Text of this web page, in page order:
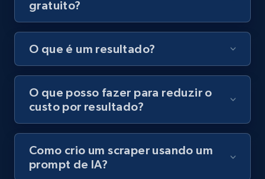
gratuito?
O que é um resultado?
O que posso fazer para reduzir o
custo por resultado?
Como crio um scraper usando um
prompt de IA?